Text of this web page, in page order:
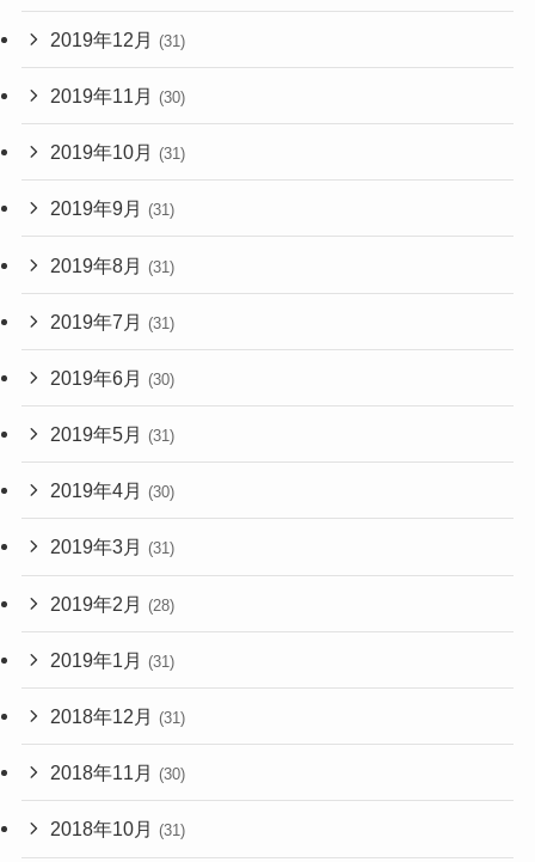
2019年12月 (31)
2019年11月 (30)
2019年10月 (31)
2019年9月 (31)
2019年8月 (31)
2019年7月 (31)
2019年6月 (30)
2019年5月 (31)
2019年4月 (30)
2019年3月 (31)
2019年2月 (28)
2019年1月 (31)
2018年12月 (31)
2018年11月 (30)
2018年10月 (31)